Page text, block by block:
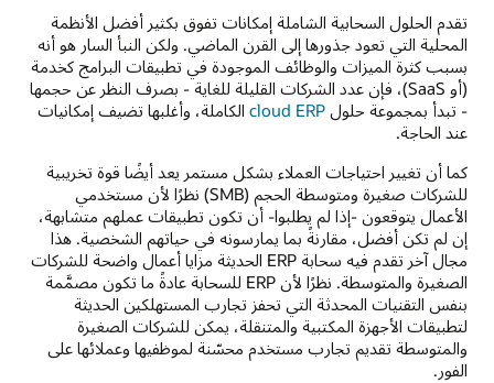
تقدم الحلول السحابية الشاملة إمكانات تفوق بكثير أفضل الأنظمة
المحلية التي تعود جذورها إلى القرن الماضي. ولكن النبأ السار هو أنه
بسبب كثرة الميزات والوظائف الموجودة في تطبيقات البرامج كخدمة
(أو SaaS)، فإن عدد الشركات القليلة للغاية - بصرف النظر عن حجمها
- تبدأ بمجموعة حلول cloud ERP الكاملة، وأغلبها تضيف إمكانيات
عند الحاجة.
كما أن تغيير احتياجات العملاء بشكل مستمر يعد أيضًا قوة تخريبية
للشركات صغيرة ومتوسطة الحجم (SMB) نظرًا لأن مستخدمي
الأعمال يتوقعون -إذا لم يطلبوا- أن تكون تطبيقات عملهم متشابهة،
إن لم تكن أفضل، مقارنةً بما يمارسونه في حياتهم الشخصية. هذا
مجال آخر تقدم فيه سحابة ERP الحديثة مزايا أعمال واضحة للشركات
الصغيرة والمتوسطة. نظرًا لأن ERP للسحابة عادةً ما تكون مصمَّمة
بنفس التقنيات المحدثة التي تحفز تجارب المستهلكين الحديثة
لتطبيقات الأجهزة المكتبية والمتنقلة، يمكن للشركات الصغيرة
والمتوسطة تقديم تجارب مستخدم محسّنة لموظفيها وعملائها على
الفور.